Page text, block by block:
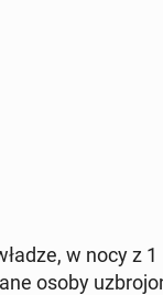
w nocy z
osoby